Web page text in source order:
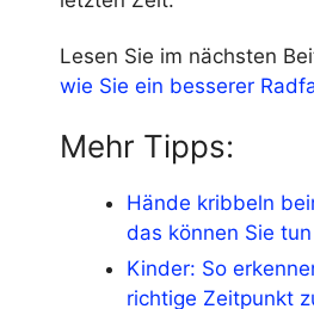
Lesen Sie im nächsten
wie Sie ein besserer
Mehr Tipps:
Hände kribbeln
das können Sie tun
Kinder: So
richtige Zeitpunkt